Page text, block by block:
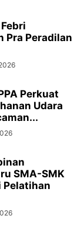
Pra Peradilan
Perkuat
Udara
SMA-SMK
Pelatihan